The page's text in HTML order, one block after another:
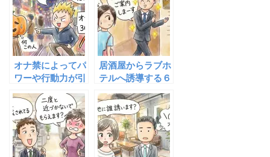
させる「分身の
術」と「リードの
極意」
オナ禁によってパ
ワーや行動力が引
居酒屋からラブホ
テルへ誘導する６
サシ飲み後のワン
ナイト生存戦略〜